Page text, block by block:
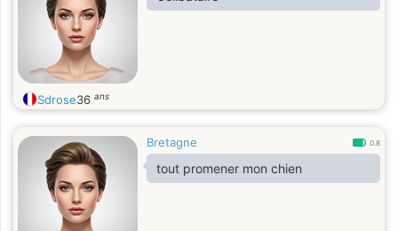
Sdrose36 ans
Bretagne 0.8
tout promener mon chien